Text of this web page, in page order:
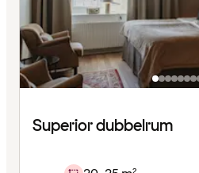
Superior dubbelrum